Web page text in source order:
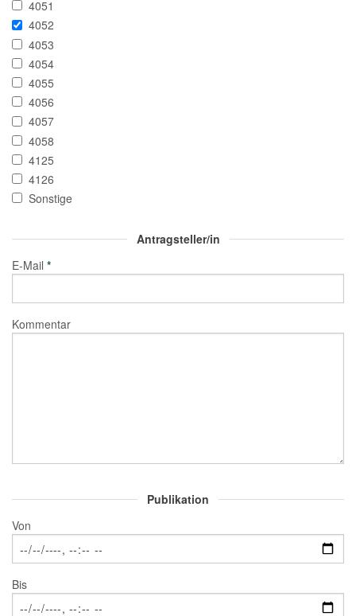
4051
4052
4053
4054
4055
4056
4057
4058
4125
4126
Sonstige
Antragsteller/in
E-Mail *
Kommentar
Publikation
Von
Bis